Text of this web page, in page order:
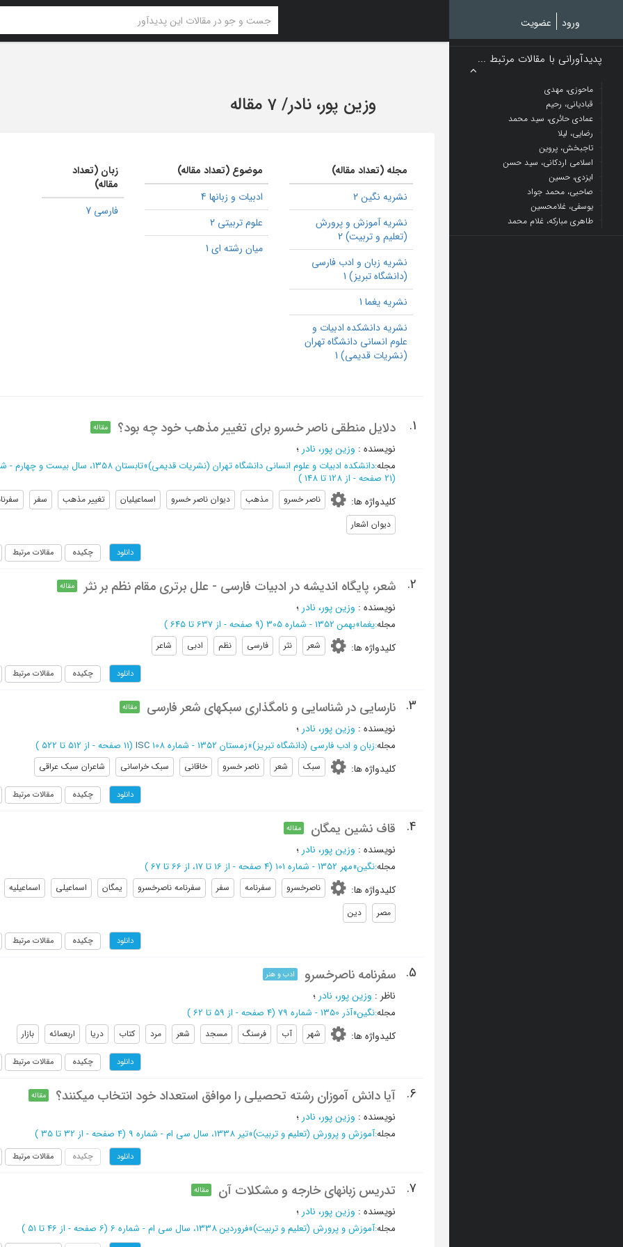
ورود عضویت
پدیدآورانی با مقالات مرتبط ...
ماحوزی، مهدی
قبادیانی، رحیم
عمادی حائری، سید محمد
رضایی، لیلا
تاجبخش، پروین
اسلامی اردکانی، سید حسن
ایزدی، حسین
صاحبی، محمد جواد
یوسفی، غلامحسین
طاهری مبارکه، غلام محمد
وزین پور، نادر/7 مقاله
مجله (تعداد مقاله)
نشریه نگین 2
نشریه آموزش و پرورش
(تعلیم و تربیت) 2
نشریه زبان و ادب فارسی
(دانشگاه تبریز) 1
نشریه یغما 1
نشریه دانشکده ادبیات و
علوم انسانی دانشگاه تهران
(نشریات قدیمی) 1
موضوع (تعداد مقاله)
ادبیات و زبانها 4
علوم تربیتی 2
میان رشته ای 1
زبان (تعداد
مقاله)
فارسی 7
1. دلایل منطقی ناصر خسرو برای تغییر مذهب خود چه بود؟ مقاله
نویسنده : وزین پور، نادر ؛
مجله:دانشکده ادبیات و علوم انسانی دانشگاه تهران (نشریات قدیمی)»تابستان 1358، سال بیست و چهارم - شماره 3 و 4
(‎21 صفحه -
از 128 تا 148 )
کلیدواژه ها: ناصر خسرو مذهب دیوان ناصر خسرو اسماعیلیان تغییر مذهب سفر
دیوان اشعار
دانلود چکیده مقالات مرتبط
2. شعر، پایگاه اندیشه در ادبیات فارسی - علل برتری مقام نظم بر نثر مقاله
نویسنده : وزین پور، نادر ؛
مجله:یغما»بهمن 1352 - شماره 305 (‎9 صفحه - از 637 تا 645 )
کلیدواژه ها: شعر نثر فارسی نظم ادبی شاعر
دانلود چکیده مقالات مرتبط
3. نارسایی در شناسایی و نامگذاری سبکهای شعر فارسی مقاله
نویسنده : وزین پور، نادر ؛
مجله:زبان و ادب فارسی (دانشگاه تبریز)»زمستان 1352 - شماره 108 ISC (‎11 صفحه - از 512 تا 522 )
کلیدواژه ها: سبک شعر ناصر خسرو خاقانی سبک خراسانی شاعران سبک عراقی
دانلود چکیده مقالات مرتبط
4. قاف نشین یمگان مقاله
نویسنده : وزین پور، نادر ؛
مجله:نگین»مهر 1352 - شماره 101 (‎4 صفحه - از 16 تا 17، از 66 تا 67 )
کلیدواژه ها: ناصرخسرو سفرنامه سفر سفرنامه ناصرخسرو یمگان اسماعیلی اسماعیلیه
مصر
دین
دانلود چکیده مقالات مرتبط
5. سفرنامه ناصرخسرو ادب و هنر
ناظر : وزین پور، نادر ؛
مجله:نگین»آذر 1350 - شماره 79 (‎4 صفحه - از 59 تا 62 )
کلیدواژه ها: شهر آب فرسنگ مسجد شعر مرد کتاب دریا اربعمائه بازار
دانلود چکیده مقالات مرتبط
6. آیا دانش آموزان رشته تحصیلی را موافق استعداد خود انتخاب میکنند؟ مقاله
نویسنده : وزین پور، نادر ؛
مجله:آموزش و پرورش (تعلیم و تربیت)»تیر 1338، سال سی ام - شماره 9 (‎4 صفحه - از 32 تا 35 )
دانلود چکیده مقالات مرتبط
7. تدریس زبانهای خارجه و مشکلات آن مقاله
نویسنده : وزین پور، نادر ؛
مجله:آموزش و پرورش (تعلیم و تربیت)»فروردین 1338، سال سی ام - شماره 6 (‎6 صفحه - از 46 تا 51 )